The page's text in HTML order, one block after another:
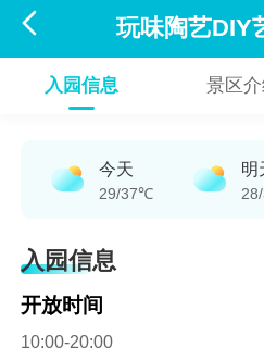
 玩味陶艺DIY
入园信息 景区
今天
29/37℃
明
入园信息
开放时间
10:00-20:00